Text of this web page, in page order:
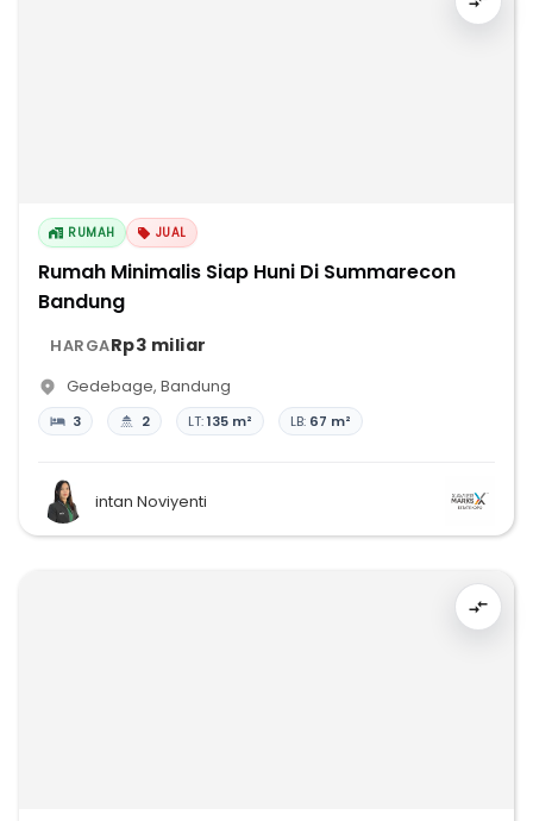
RUMAH JUAL
Rumah Minimalis Siap Huni Di Summarecon
Bandung
HARGARp3 miliar
Gedebage, Bandung
3 2 LT:135 m² LB: 67 m²
intan Noviyenti